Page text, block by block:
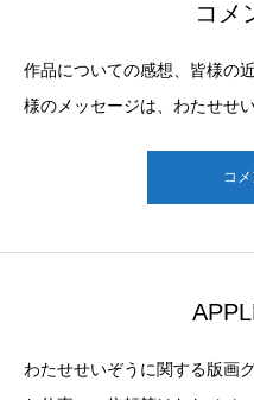
コメ
作品についての感想、皆様の
様のメッセージは、わたせせ
コ
わたせせいぞうに関する版画